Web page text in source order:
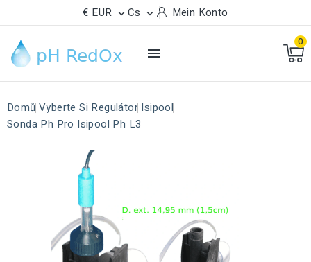
€ EUR  Cs  Mein Konto

0
Domů Vyberte Si Regulátor Isipool
Sonda Ph Pro Isipool Ph L3